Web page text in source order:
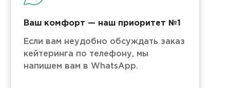
Ваш комфорт — наш приоритет №1
Если вам неудобно обсуждать заказ
кейтеринга по телефону, мы
напишем вам в WhatsApp.